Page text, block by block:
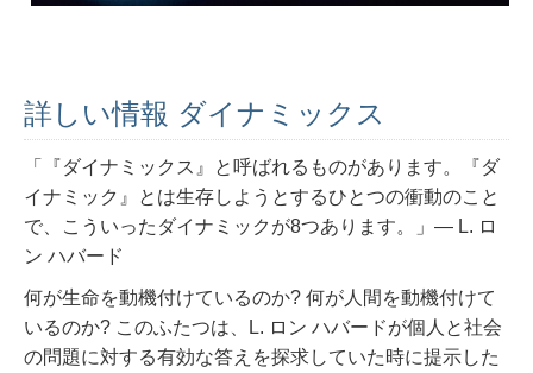
詳しい情報 ダイナミックス
「『ダイナミックス』と呼ばれるものがあります。『ダ
イナミック』とは生存しようとするひとつの衝動のこと
で、こういったダイナミックが8つあります。」― L. ロ
ン ハバード
何が生命を動機付けているのか? 何が人間を動機付けて
いるのか? このふたつは、L. ロン ハバードが個人と社会
の問題に対する有効な答えを探求していた時に提示した